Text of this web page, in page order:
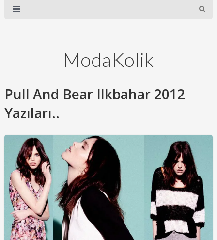
ModaKolik
Pull And Bear Ilkbahar 2012
Yazıları..